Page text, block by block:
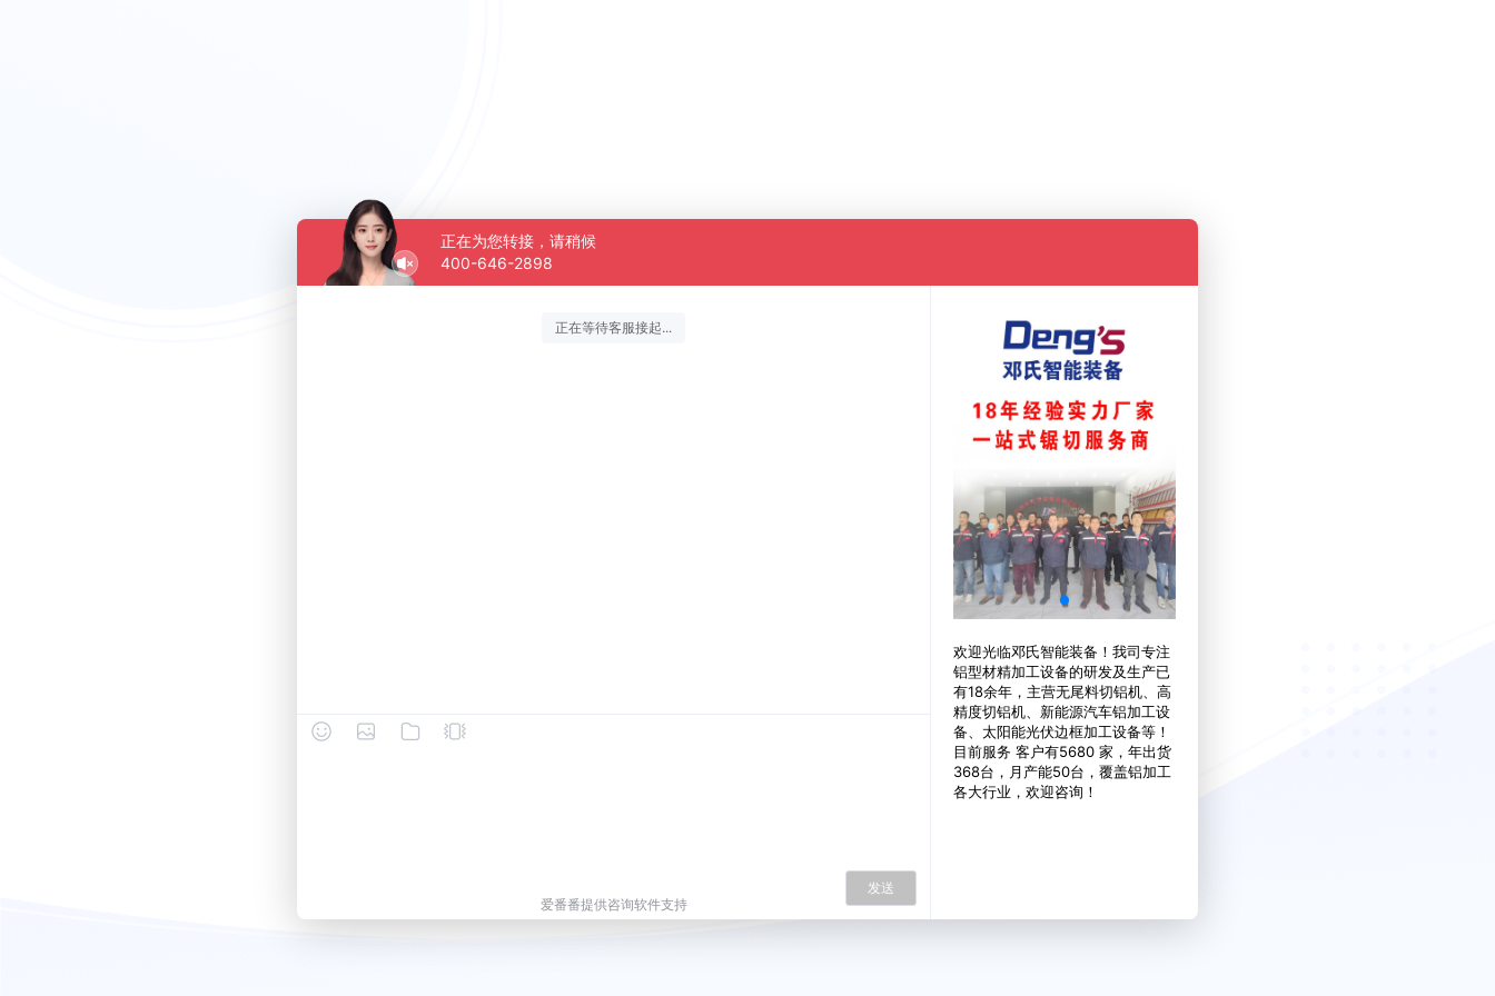
正在为您转接，请稍候
400-646-2898
正在等待客服接起...
发送
欢迎光临邓氏智能装备！我司专注
铝型材精加工设备的研发及生产已
有18余年，主营无尾料切铝机、高
精度切铝机、新能源汽车铝加工设
备、太阳能光伏边框加工设备等！
目前服务 客户有5680 家，年出货
368台，月产能50台，覆盖铝加工
各大行业，欢迎咨询！